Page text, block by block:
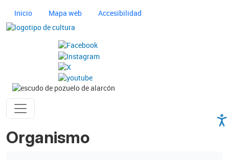
Navegación principal cultura
Inicio Mapa web
Accesibilidad
Imagen
Imagen
Ayuntamiento de Pozuelo
Organismo